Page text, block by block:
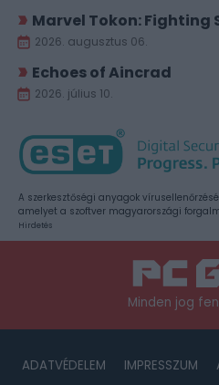
Marvel Tokon: Fighting
2026. augusztus 06.
Echoes of Aincrad
2026. július 10.
A szerkesztőségi anyagok
amelyet a szoftver magyarországi
Hirdetés
Minden jog
ADATVÉDELEM IMPRESSZUM